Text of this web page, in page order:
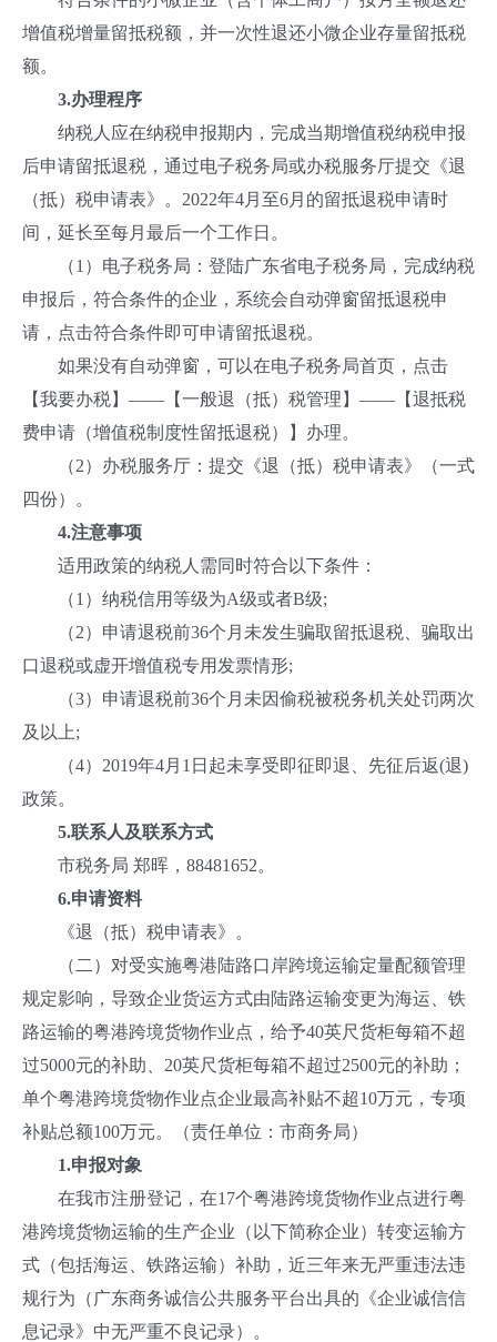
增值税增量留抵税额，并一次性退还小微企业存量留抵税
额。
3.办理程序
纳税人应在纳税申报期内，完成当期增值税纳税申报
后申请留抵退税，通过电子税务局或办税服务厅提交《退
（抵）税申请表》。2022年4月至6月的留抵退税申请时
间，延长至每月最后一个工作日。
（1）电子税务局：登陆广东省电子税务局，完成纳税
申报后，符合条件的企业，系统会自动弹窗留抵退税申
请，点击符合条件即可申请留抵退税。
如果没有自动弹窗，可以在电子税务局首页，点击
【我要办税】——【一般退（抵）税管理】——【退抵税
费申请（增值税制度性留抵退税）】办理。
（2）办税服务厅：提交《退（抵）税申请表》（一式
四份）。
4.注意事项
适用政策的纳税人需同时符合以下条件：
（1）纳税信用等级为A级或者B级;
（2）申请退税前36个月未发生骗取留抵退税、骗取出
口退税或虚开增值税专用发票情形;
（3）申请退税前36个月未因偷税被税务机关处罚两次
及以上;
（4）2019年4月1日起未享受即征即退、先征后返(退)
政策。
5.联系人及联系方式
市税务局 郑晖，88481652。
6.申请资料
《退（抵）税申请表》。
（二）对受实施粤港陆路口岸跨境运输定量配额管理
规定影响，导致企业货运方式由陆路运输变更为海运、铁
路运输的粤港跨境货物作业点，给予40英尺货柜每箱不超
过5000元的补助、20英尺货柜每箱不超过2500元的补助；
单个粤港跨境货物作业点企业最高补贴不超10万元，专项
补贴总额100万元。（责任单位：市商务局）
1.申报对象
在我市注册登记，在17个粤港跨境货物作业点进行粤
港跨境货物运输的生产企业（以下简称企业）转变运输方
式（包括海运、铁路运输）补助，近三年来无严重违法违
规行为（广东商务诚信公共服务平台出具的《企业诚信信
息记录》中无严重不良记录）。